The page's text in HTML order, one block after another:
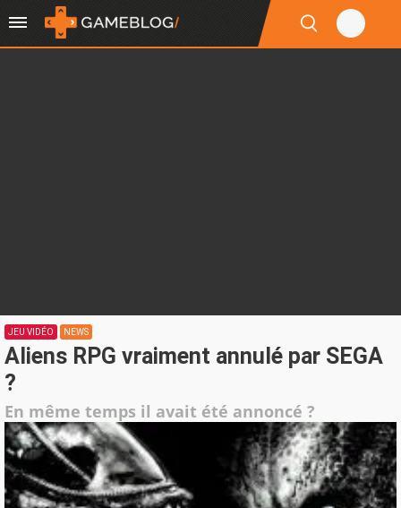
JEU VIDÉO NEWS
Aliens RPG vraiment annulé par SEGA
?
En même temps il avait été annoncé ?